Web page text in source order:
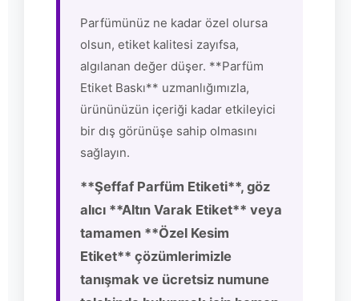
Parfümünüz ne kadar özel olursa
olsun, etiket kalitesi zayıfsa,
algılanan değer düşer. **Parfüm
Etiket Baskı** uzmanlığımızla,
ürününüzün içeriği kadar etkileyici
bir dış görünüşe sahip olmasını
sağlayın.
**Şeffaf Parfüm Etiketi**, göz
alıcı **Altın Varak Etiket** veya
tamamen **Özel Kesim
Etiket** çözümlerimizle
tanışmak ve ücretsiz numune